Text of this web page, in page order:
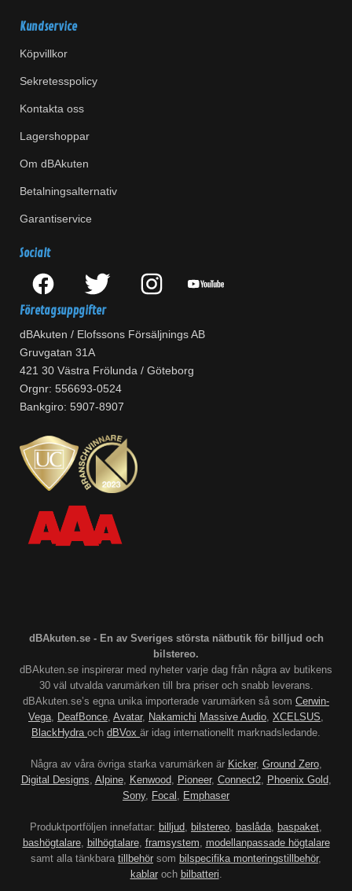
Kundservice
Köpvillkor
Sekretesspolicy
Kontakta oss
Lagershoppar
Om dBAkuten
Betalningsalternativ
Garantiservice
Socialt
Företagsuppgifter
dBAkuten / Elofssons Försäljnings AB
Gruvgatan 31A
421 30 Västra Frölunda / Göteborg
Orgnr: 556693-0524
Bankgiro: 5907-8907
dBAkuten.se - En av Sveriges största nätbutik för billjud och
bilstereo.
dBAkuten.se inspirerar med nyheter varje dag från några av butikens
30 väl utvalda varumärken till bra priser och snabb leverans.
dBAkuten.se’s egna unika importerade varumärken så som Cerwin-
Vega, DeafBonce, Avatar, Nakamichi Massive Audio, XCELSUS,
BlackHydra och dBVox är idag internationellt marknadsledande.
Några av våra övriga starka varumärken är Kicker, Ground Zero,
Digital Designs, Alpine, Kenwood, Pioneer, Connect2, Phoenix Gold,
Sony, Focal , Emphaser
Produktportföljen innefattar: billjud, bilstereo, baslåda, baspaket,
bashögtalare, bilhögtalare, framsystem, modellanpassade högtalare
samt alla tänkbara tillbehör som bilspecifika monteringstillbehör,
kablaroch bilbatteri.